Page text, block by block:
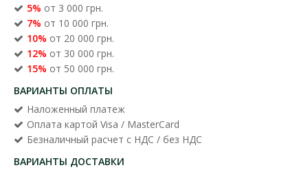
5% от 3 000 грн.
7% от 10 000 грн.
10% от 20 000 грн.
12% от 30 000 грн.
15% от 50 000 грн.
ВАРИАНТЫ ОПЛАТЫ
Наложенный платеж
Оплата картой Visa / MasterCard
Безналичный расчет с НДС / без НДС
ВАРИАНТЫ ДОСТАВКИ